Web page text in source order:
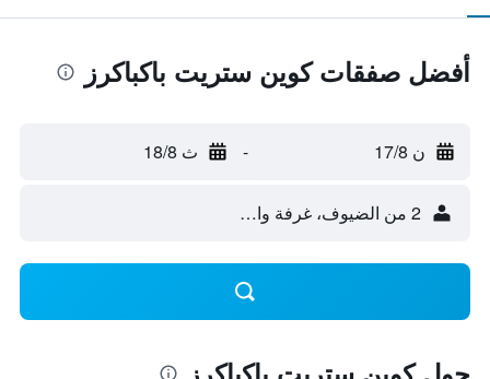
أفضل صفقات كوين ستريت باكباكرز
ن 17/8 - ث 18/8
2 من الضيوف، غرفة واحدة